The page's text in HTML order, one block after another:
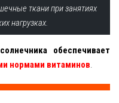
ткани при занятиях
нагрузках.
обеспечивает
нормами витаминов.